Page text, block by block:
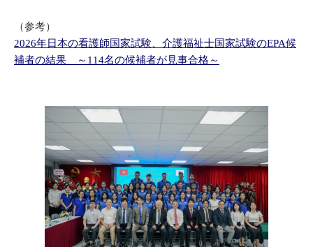
（参考）
2026年日本の看護師国家試験、介護福祉士国家試験のEPA候
補者の結果 ～114名の候補者が見事合格～